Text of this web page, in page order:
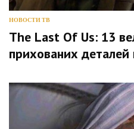
НОВОСТИ ТВ
The Last Of Us: 13
прихованих деталей